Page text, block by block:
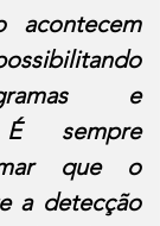
acontecem
e
É sempre
que o
a detecção